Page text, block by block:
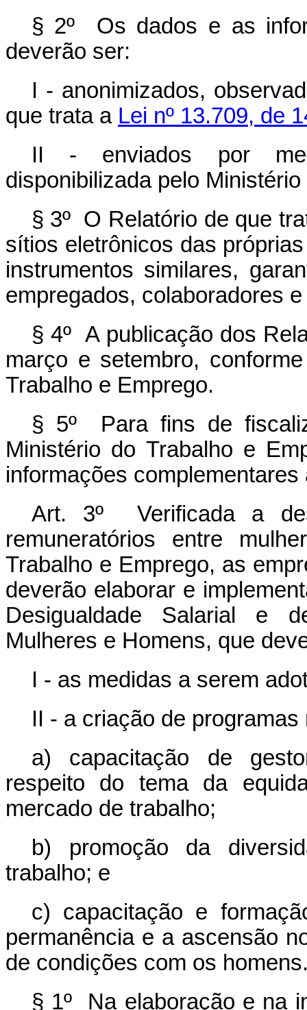
§ 2º Os dados e as
deverão ser:
I - anonimizados,
que trata a Lei nº 13.709, de
II - enviados por
disponibilizada pelo
§ 3º O Relatório de que
sítios eletrônicos das
instrumentos similares,
empregados, colaboradores
§ 4º A publicação dos
março e setembro,
Trabalho e Emprego.
§ 5º Para fins de
Ministério do Trabalho e
informações
Art. 3º Verificada a
remuneratórios entre
Trabalho e Emprego, as
deverão elaborar e
Desigualdade Salarial e
Mulheres e Homens, que
I - as medidas a serem
II - a criação de
a) capacitação de
respeito do tema da
mercado de trabalho;
b) promoção da
trabalho; e
c) capacitação e
permanência e a ascensão
de condições com os
§ 1º Na elaboração e na